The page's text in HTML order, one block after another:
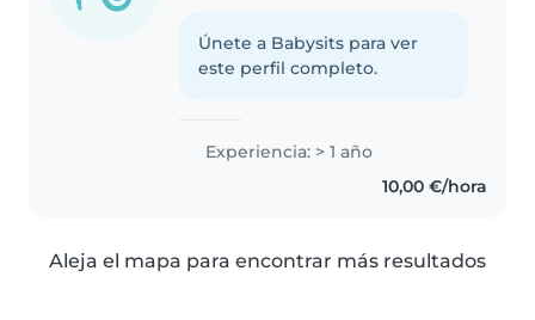
Únete a Babysits para ver
este perfil completo.
Experiencia: > 1 año
10,00 €/hora
Aleja el mapa para encontrar más resultados